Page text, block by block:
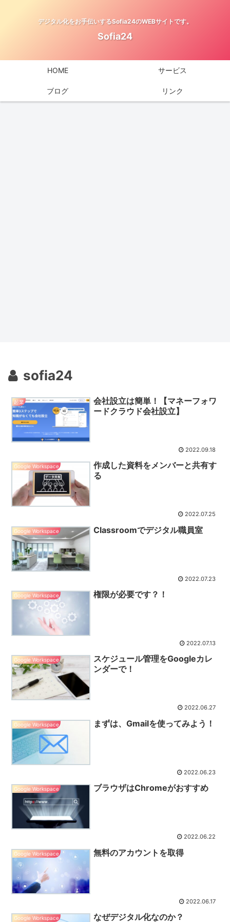
デジタル化をお手伝いするSofia24のWEBサイトです。
Sofia24
HOME サービス
ブログ リンク
sofia24
起業
会社設立は簡単！【マネーフォワ
ードクラウド会社設立】
2022.09.18
Google Workspace
作成した資料をメンバーと共有す
る
2022.07.25
Google Workspace Classroomでデジタル職員室
2022.07.23
Google Workspace 権限が必要です？！
2022.07.13
Google Workspace
スケジュール管理をGoogleカレ
ンダーで！
2022.06.27
Google Workspace まずは、Gmailを使ってみよう！
2022.06.23
Google Workspace ブラウザはChromeがおすすめ
2022.06.22
Google Workspace 無料のアカウントを取得
2022.06.17
Google Workspace なぜデジタル化なのか？